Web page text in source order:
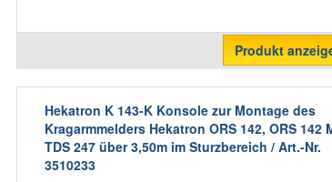
Produkt
Hekatron K 143-K Konsole zur Montage des
Kragarmmelders Hekatron ORS 142, ORS 142
TDS 247 über 3,50m im Sturzbereich / Art.-Nr.
3510233